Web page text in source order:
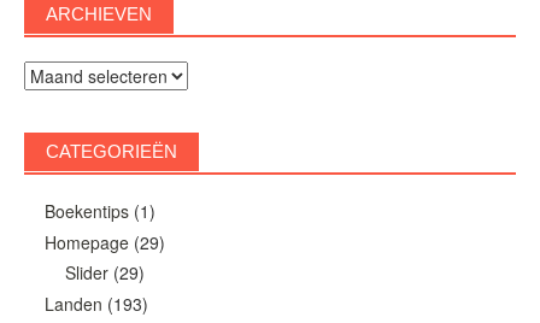
ARCHIEVEN
Archieven
CATEGORIEËN
Boekentips(1)
Homepage(29)
Slider(29)
Landen (193)